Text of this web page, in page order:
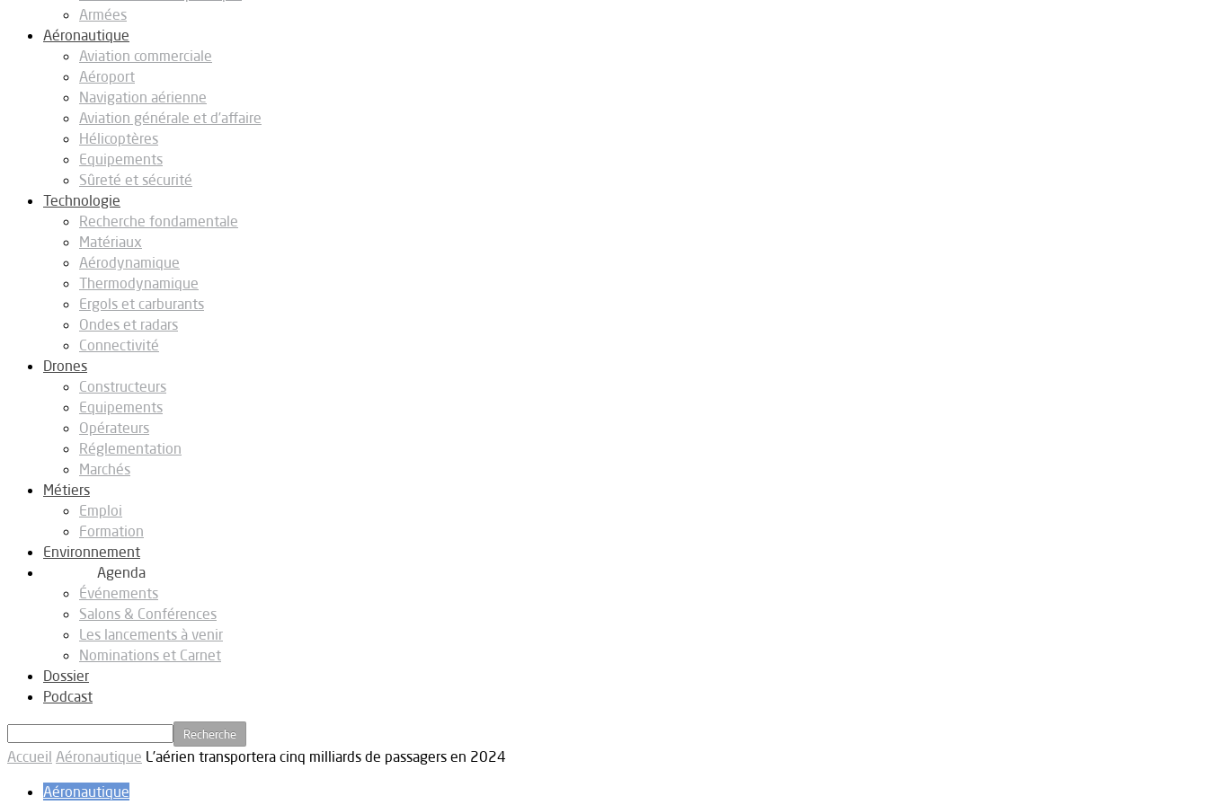
Armées
Aéronautique
Aviation commerciale
Aéroport
Navigation aérienne
Aviation générale et d’affaire
Hélicoptères
Equipements
Sûreté et sécurité
Technologie
Recherche fondamentale
Matériaux
Aérodynamique
Thermodynamique
Ergols et carburants
Ondes et radars
Connectivité
Drones
Constructeurs
Equipements
Opérateurs
Réglementation
Marchés
Métiers
Emploi
Formation
Environnement
Agenda
Événements
Salons & Conférences
Les lancements à venir
Nominations et Carnet
Dossier
Podcast
Accueil Aéronautique L’aérien transportera cinq milliards de passagers en 2024
Aéronautique